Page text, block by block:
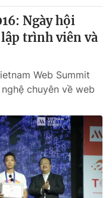
Ngày hội
trình viên và
Web Summit
chuyên về web